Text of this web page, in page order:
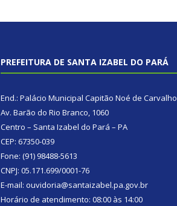
PREFEITURA DE SANTA IZABEL DO PARÁ
End.: Palácio Municipal Capitão Noé de Carvalho
Av. Barão do Rio Branco, 1060
Centro – Santa Izabel do Pará – PA
CEP: 67350-039
Fone: (91) 98488-5613
CNPJ: 05.171.699/0001-76
E-mail: ouvidoria@santaizabel.pa.gov.br
Horário de atendimento: 08:00 às 14:00